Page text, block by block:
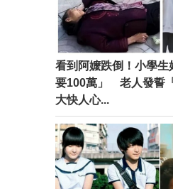
看到阿嬤跌倒！小學生
要100萬」 老人發誓
大快人心...